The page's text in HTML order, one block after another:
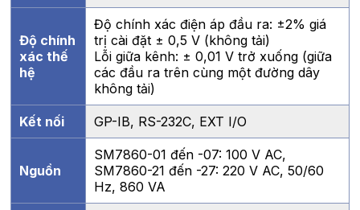
Độ chính
xác thế
hệ
Độ chính xác điện áp đầu ra: ±2% giá
trị cài đặt ± 0,5 V (không tải)
Lỗi giữa kênh: ± 0,01 V trở xuống (giữa
các đầu ra trên cùng một đường dây
không tải)
Kết nối GP-IB, RS-232C, EXT I/O
Nguồn
SM7860-01 đến -07: 100 V AC,
SM7860-21 đến -27: 220 V AC, 50/60
Hz, 860 VA